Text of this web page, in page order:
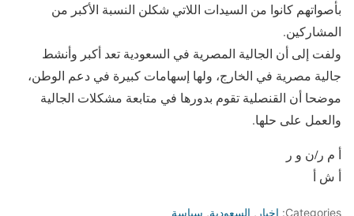
بأصواتهم كانوا من السيدات اللاتي شكلن النسبة الأكبر من
المشاركين.
ولفت إلى أن الجالية المصرية في السعودية تعد أكبر وأنشط
جالية مصرية في الخارج، ولها إسهامات كبيرة في دعم الوطن،
موضحا أن القنصلية تقوم بدورها في متابعة مشكلات الجالية
والعمل على حلها.
أ م ر/ن و ر
أ ش أ
Categories: اخبار , السعودية, سياسة